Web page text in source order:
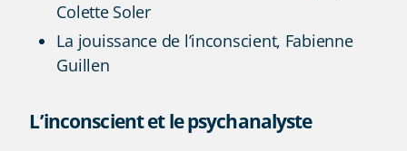
Colette Soler
La jouissance de l’inconscient, Fabienne
Guillen
L’inconscient et le psychanalyste